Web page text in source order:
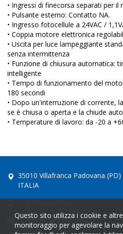
• Ingressi di finecorsa separati per il
• Pulsante esterno: Contatto NA.
• Ingresso fotocellule a 24VAC /
• Coppia motore elettronica
• Uscita per luce lampeggiante
senza intermittenza
• Funzione di chiusura automatica:
intelligente
• Tempo di funzionamento del
180 secondi
• Dopo un'interruzione di corrente,
se è chiusa o aperta e la chiude
• Temperature di lavoro: da -20 a
35010 Villafranca Padovana (PD)
ITALIA
manghelidis@profelmnet.it
Questo sito utilizza i cookie e
monitoraggio per agevolare la